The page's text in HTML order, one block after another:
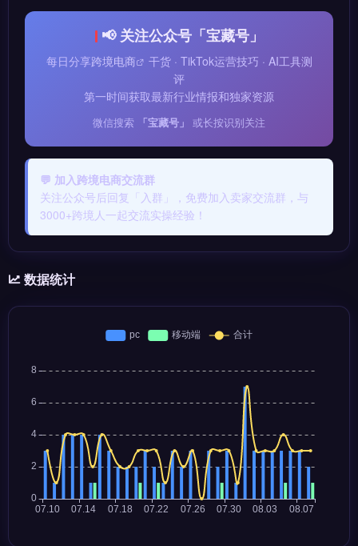
📢 关注公众号「宝藏号」
每日分享跨境电商
干货 · TikTok运营技巧 · AI工具测
评
第一时间获取最新行业情报和独家资源
微信搜索 「宝藏号」 或长按识别关注
💬 加入跨境电商交流群
关注公众号后回复「入群」，免费加入卖家交流群，与
3000+跨境人一起交流实操经验！
数据统计